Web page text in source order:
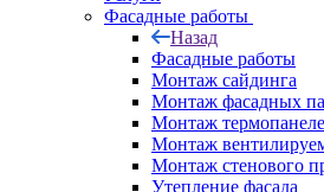
Фасадные работы
Назад
Фасадные работы
Монтаж сайдинга
Монтаж фасадных
Монтаж
Монтаж
Монтаж стенового
Утепление фасада